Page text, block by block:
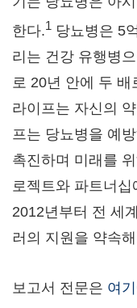
한다.1 당뇨병은 5
리는 건강 유행병
로 20년 안에 두 배
라이프는 자신의
프는 당뇨병을 예
촉진하며 미래를
로젝트와 파트너
2012년부터 전 세
러의 지원을 약속
보고서 전문은 여기